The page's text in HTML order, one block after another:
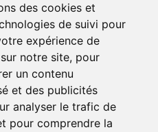
des cookies et
de suivi pour
expérience de
notre site, pour
un contenu
et des publicités
analyser le trafic de
pour comprendre la
ACCEPTÉS